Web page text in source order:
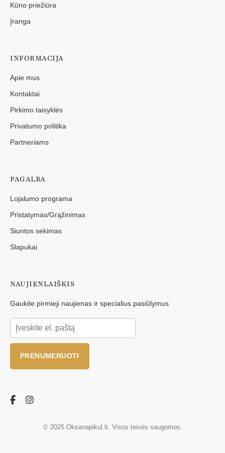
Kūno priežiūra
Įranga
INFORMACIJA
Apie mus
Kontaktai
Pirkimo taisyklės
Privatumo politika
Partneriams
PAGALBA
Lojalumo programa
Pristatymas/Grąžinimas
Siuntos sekimas
Slapukai
NAUJIENLAIŠKIS
Gaukite pirmieji naujienas ir specialius pasiūlymus
PRENUMERUOTI
© 2025 Oksanapikul.lt. Visos teisės saugomos.